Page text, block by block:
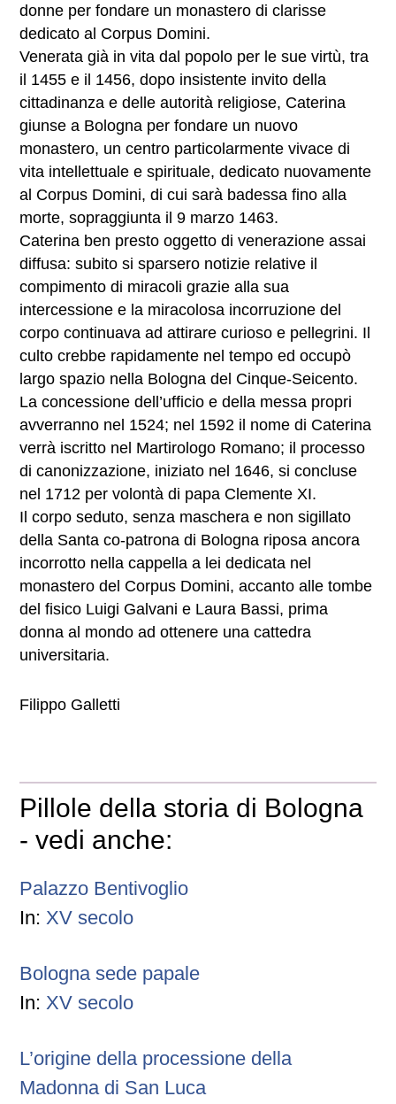
donne per fondare un monastero di clarisse
dedicato al Corpus Domini.
Venerata già in vita dal popolo per le sue virtù, tra
il 1455 e il 1456, dopo insistente invito della
cittadinanza e delle autorità religiose, Caterina
giunse a Bologna per fondare un nuovo
monastero, un centro particolarmente vivace di
vita intellettuale e spirituale, dedicato nuovamente
al Corpus Domini, di cui sarà badessa fino alla
morte, sopraggiunta il 9 marzo 1463.
Caterina ben presto oggetto di venerazione assai
diffusa: subito si sparsero notizie relative il
compimento di miracoli grazie alla sua
intercessione e la miracolosa incorruzione del
corpo continuava ad attirare curioso e pellegrini. Il
culto crebbe rapidamente nel tempo ed occupò
largo spazio nella Bologna del Cinque-Seicento.
La concessione dell’ufficio e della messa propri
avverranno nel 1524; nel 1592 il nome di Caterina
verrà iscritto nel Martirologo Romano; il processo
di canonizzazione, iniziato nel 1646, si concluse
nel 1712 per volontà di papa Clemente XI.
Il corpo seduto, senza maschera e non sigillato
della Santa co-patrona di Bologna riposa ancora
incorrotto nella cappella a lei dedicata nel
monastero del Corpus Domini, accanto alle tombe
del fisico Luigi Galvani e Laura Bassi, prima
donna al mondo ad ottenere una cattedra
universitaria.
Filippo Galletti
Pillole della storia di Bologna
- vedi anche:
Palazzo Bentivoglio
In: XV secolo
Bologna sede papale
In: XV secolo
L’origine della processione della
Madonna di San Luca